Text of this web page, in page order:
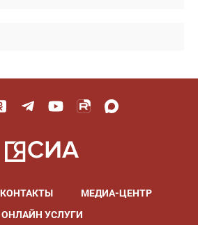
КОНТАКТЫ
МЕДИА-ЦЕНТР
ОНЛАЙН УСЛУГИ